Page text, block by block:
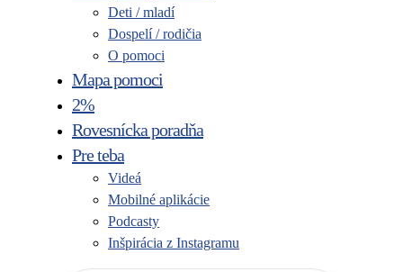
Deti / mladí
Dospelí / rodičia
O pomoci
Mapa pomoci
2%
Rovesnícka poradňa
Pre teba
Videá
Mobilné aplikácie
Podcasty
Inšpirácia z Instagramu